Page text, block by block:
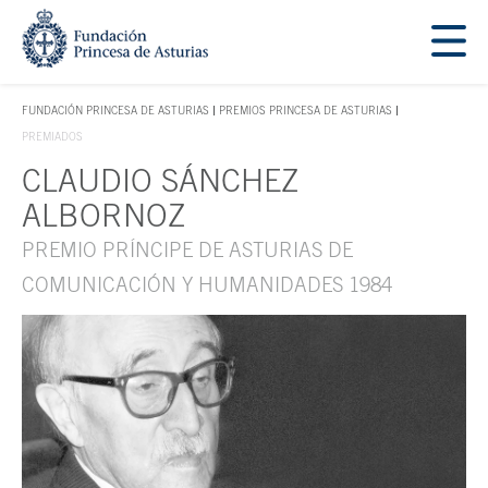
Saltar navegación. Ir directamente al contenido principal
FUNDACIÓN PRINCESA DE ASTURIAS
TECLA DE ACCESO 1
PREMIOS PRINCESA DE ASTURIAS
PREMIADOS
Contenido principal
CLAUDIO SÁNCHEZ
ALBORNOZ
PREMIO PRÍNCIPE DE ASTURIAS DE
COMUNICACIÓN Y HUMANIDADES 1984